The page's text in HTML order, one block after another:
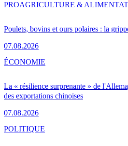
Poulets, bovins et ours polaires : la
07.08.2026
PROAGRICULTURE &
La « résilience surprenante » de
des exportations chinoises
07.08.2026
ÉCONOMIE
POLITIQUE